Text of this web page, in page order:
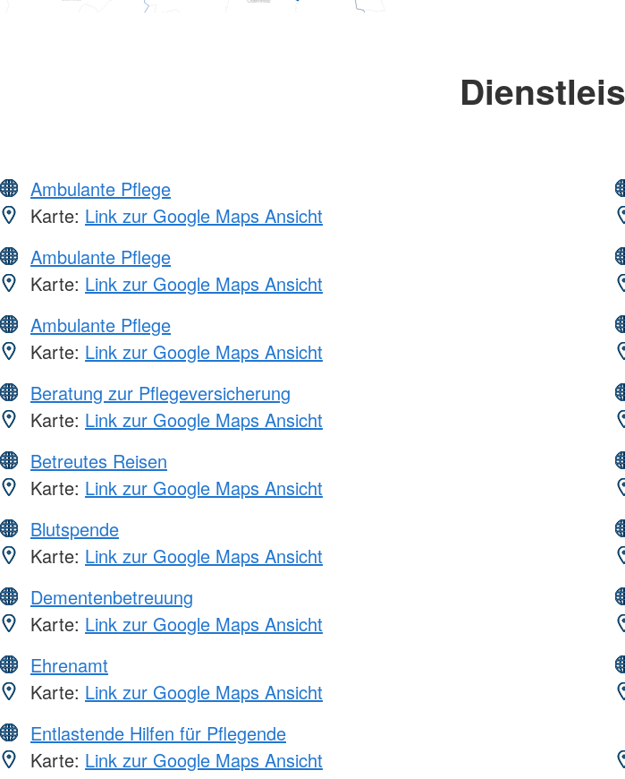
Ambulante Pflege
Karte: Link zur Google Maps Ansicht
Ambulante Pflege
Karte: Link zur Google Maps Ansicht
Ambulante Pflege
Karte: Link zur Google Maps Ansicht
Beratung zur Pflegeversicherung
Karte: Link zur Google Maps Ansicht
Betreutes Reisen
Karte: Link zur Google Maps Ansicht
Blutspende
Karte: Link zur Google Maps Ansicht
Dementenbetreuung
Karte: Link zur Google Maps Ansicht
Ehrenamt
Karte: Link zur Google Maps Ansicht
Entlastende Hilfen für Pflegende
Karte: Link zur Google Maps Ansicht